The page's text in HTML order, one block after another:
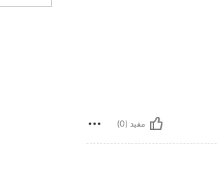
مفيد (0)